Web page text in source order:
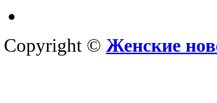
Copyright © Женские